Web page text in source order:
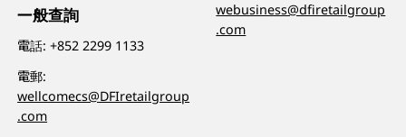
一般查詢
電話:+852 2299 1133
電郵:
wellcomecs@DFIretailgroup
.com
webusiness@dfiretailgroup
.com